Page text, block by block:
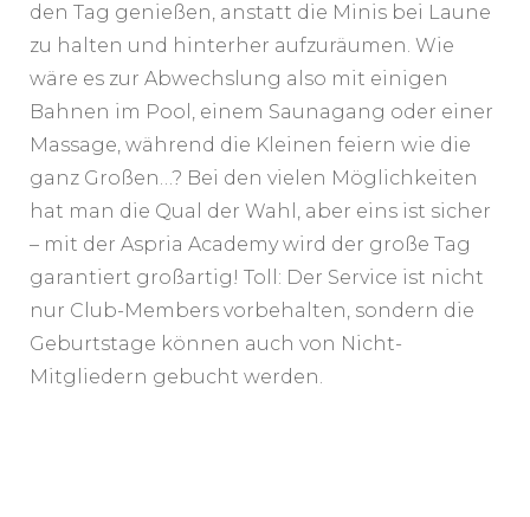
den Tag genießen, anstatt die Minis bei Laune
zu halten und hinterher aufzuräumen. Wie
wäre es zur Abwechslung also mit einigen
Bahnen im Pool, einem Saunagang oder einer
Massage, während die Kleinen feiern wie die
ganz Großen…? Bei den vielen Möglichkeiten
hat man die Qual der Wahl, aber eins ist sicher
– mit der Aspria Academy wird der große Tag
garantiert großartig! Toll: Der Service ist nicht
nur Club-Members vorbehalten, sondern die
Geburtstage können auch von Nicht-
Mitgliedern gebucht werden.